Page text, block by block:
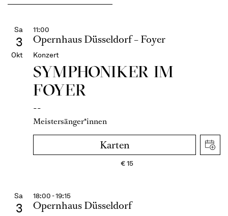
Sa
3
Okt
11:00
Opernhaus Düsseldorf – Foyer
Konzert
SYMPHONIKER IM
FOYER
--
Meistersänger*innen
Karten
€15
Sa
3
18:00 - 19:15
Opernhaus Düsseldorf